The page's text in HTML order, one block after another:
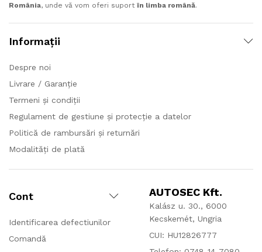
România, unde vă vom oferi suport în limba română.
Informaţii
Despre noi
Livrare / Garanție
Termeni și condiții
Regulament de gestiune și protecție a datelor
Politică de rambursări și returnări
Modalități de plată
Cont
Identificarea defectiunilor
Comandă
AUTOSEC Kft.
Kalász u. 30., 6000
Kecskemét, Ungria
CUI: HU12826777